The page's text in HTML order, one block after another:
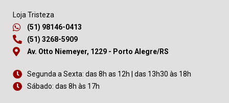
Loja Tristeza
(51) 98146-0413
(51) 3268-5909
Av. Otto Niemeyer, 1229 - Porto Alegre/RS
Segunda a Sexta: das 8h as 12h | das 13h30 às 18h
Sábado: das 8h às 17h